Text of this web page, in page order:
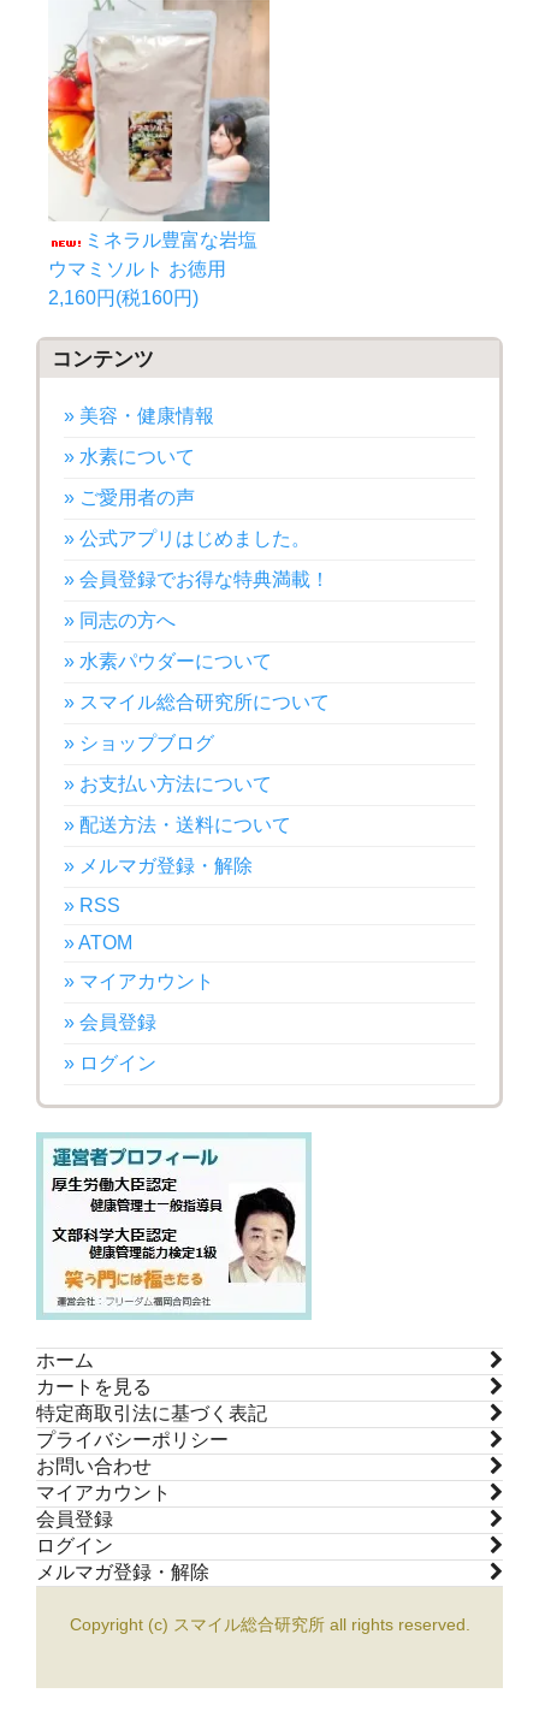
ミネラル豊富な岩塩
ウマミソルト お徳用
2,160円(税160円)
コンテンツ
» 美容・健康情報
» 水素について
» ご愛用者の声
» 公式アプリはじめました。
» 会員登録でお得な特典満載！
» 同志の方へ
» 水素パウダーについて
» スマイル総合研究所について
» ショップブログ
» お支払い方法について
» 配送方法・送料について
» メルマガ登録・解除
» RSS
» ATOM
» マイアカウント
» 会員登録
» ログイン
ホーム
カートを見る
特定商取引法に基づく表記
プライバシーポリシー
お問い合わせ
マイアカウント
会員登録
ログイン
メルマガ登録・解除
Copyright (c) スマイル総合研究所 all rights reserved.